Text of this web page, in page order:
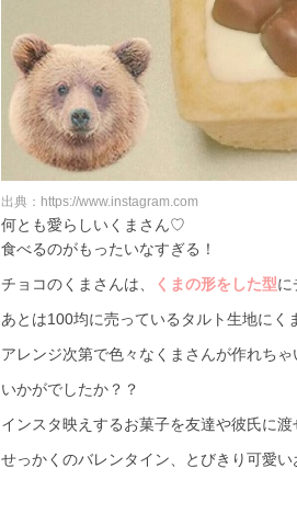
出典：https://www.instagram.com
何とも愛らしいくまさん♡
食べるのがもったいなすぎる！
チョコのくまさんは、
くまの形をした型に
あとは100均に売っているタルト生地にく
アレンジ次第で色々なくまさんが作れちゃ
いかがでしたか？？
インスタ映えするお菓子を友達や彼氏に
せっかくのバレンタイン、とびきり可愛